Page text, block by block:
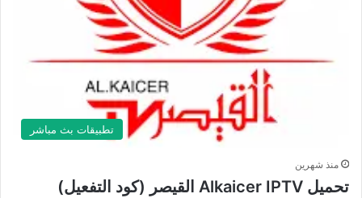
تطبيقات بث مباشر
منذ شهرين
تحميل Alkaicer IPTV القيصر (كود التفعيل)